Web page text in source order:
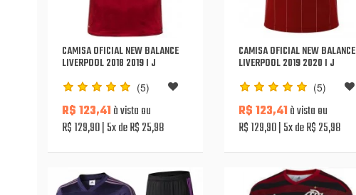
CAMISA OFICIAL NEW BALANCE
LIVERPOOL 2018 2019 I J
(5)
R$ 123,41à vista ou
R$ 129,90 5x de R$ 25,98
CAMISA OFICIAL NEW BALANCE
LIVERPOOL 2019 2020 I J
(5)
R$ 123,41à vista ou
R$ 129,90 5x de R$ 25,98